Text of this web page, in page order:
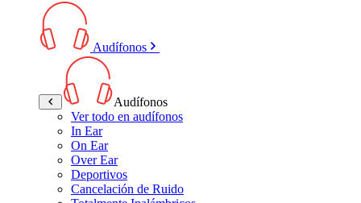
Audífonos
Audífonos
Ver todo en audífonos
In Ear
On Ear
Over Ear
Deportivos
Cancelación de Ruido